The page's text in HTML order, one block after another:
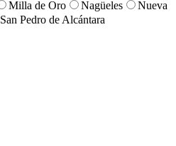
Milla de Oro Nagüeles
Nueva
San Pedro de Alcántara